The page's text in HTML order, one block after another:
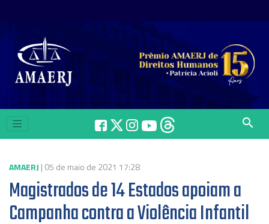
search
AMAERJ | 05 de maio de 2021 17:28
Magistrados de 14 Estados apoiam a
Campanha contra a Violência Infantil